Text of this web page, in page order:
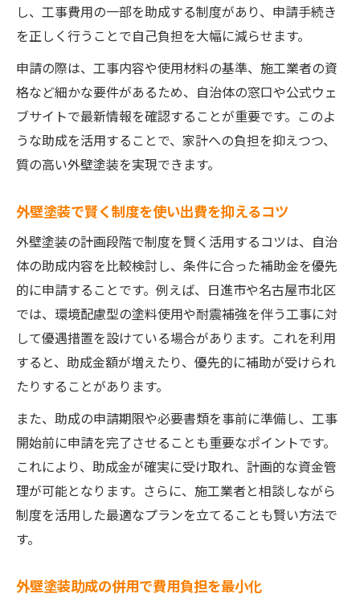
し、工事費用の一部を助成する制度があり、申請手続き
を正しく行うことで自己負担を大幅に減らせます。
申請の際は、工事内容や使用材料の基準、施工業者の資
格など細かな要件があるため、自治体の窓口や公式ウェ
ブサイトで最新情報を確認することが重要です。このよ
うな助成を活用することで、家計への負担を抑えつつ、
質の高い外壁塗装を実現できます。
外壁塗装で賢く制度を使い出費を抑えるコツ
外壁塗装の計画段階で制度を賢く活用するコツは、自治
体の助成内容を比較検討し、条件に合った補助金を優先
的に申請することです。例えば、日進市や名古屋市北区
では、環境配慮型の塗料使用や耐震補強を伴う工事に対
して優遇措置を設けている場合があります。これを利用
すると、助成金額が増えたり、優先的に補助が受けられ
たりすることがあります。
また、助成の申請期限や必要書類を事前に準備し、工事
開始前に申請を完了させることも重要なポイントです。
これにより、助成金が確実に受け取れ、計画的な資金管
理が可能となります。さらに、施工業者と相談しながら
制度を活用した最適なプランを立てることも賢い方法で
す。
外壁塗装助成の併用で費用負担を最小化